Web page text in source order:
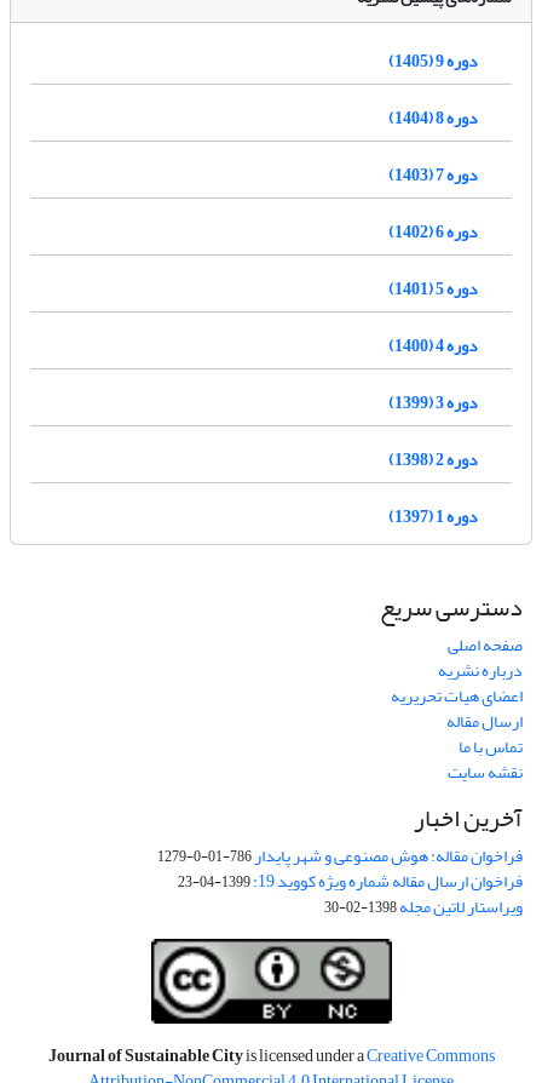
دوره 9 (1405)
دوره 8 (1404)
دوره 7 (1403)
دوره 6 (1402)
دوره 5 (1401)
دوره 4 (1400)
دوره 3 (1399)
دوره 2 (1398)
دوره 1 (1397)
دسترسی سریع
صفحه اصلی
درباره نشریه
اعضای هیات تحریریه
ارسال مقاله
تماس با ما
نقشه سایت
آخرین اخبار
فراخوان مقاله: هوش مصنوعی و شهر پایدار786-01-0-1279
فراخوان ارسال مقاله شماره ویژه کووید 19: 1399-04-23
ویراستار لاتین مجله1398-02-30
Journal of Sustainable Cityis licensed under aCreative Commons